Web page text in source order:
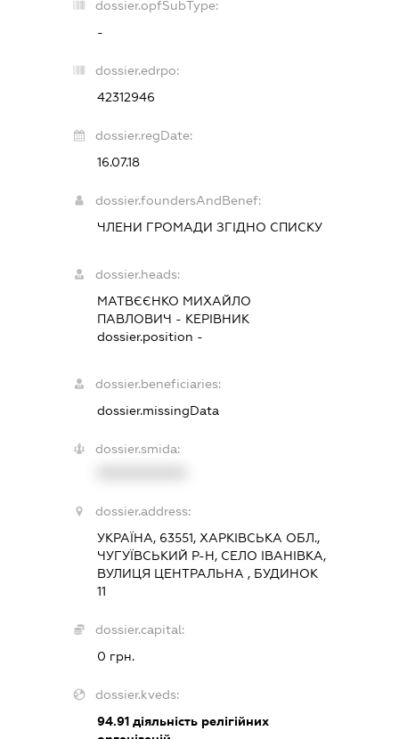
dossier.opfSubType:
-
dossier.edrpo:
42312946
dossier.regDate:
16.07.18
dossier.foundersAndBenef:
ЧЛЕНИ ГРОМАДИ ЗГІДНО СПИСКУ
dossier.heads:
МАТВЄЄНКО МИХАЙЛО
ПАВЛОВИЧ - КЕРІВНИК
dossier.position -
dossier.beneficiaries:
dossier.missingData
dossier.smida:
dossier.address:
УКРАЇНА, 63551, ХАРКІВСЬКА ОБЛ.,
ЧУГУЇВСЬКИЙ Р-Н, СЕЛО ІВАНІВКА,
ВУЛИЦЯ ЦЕНТРАЛЬНА , БУДИНОК
11
dossier.capital:
0 грн.
dossier.kveds:
94.91 діяльність релігійних